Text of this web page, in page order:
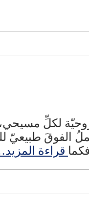
لكلِّ
الفوقَ طبيعيّ
قراءة